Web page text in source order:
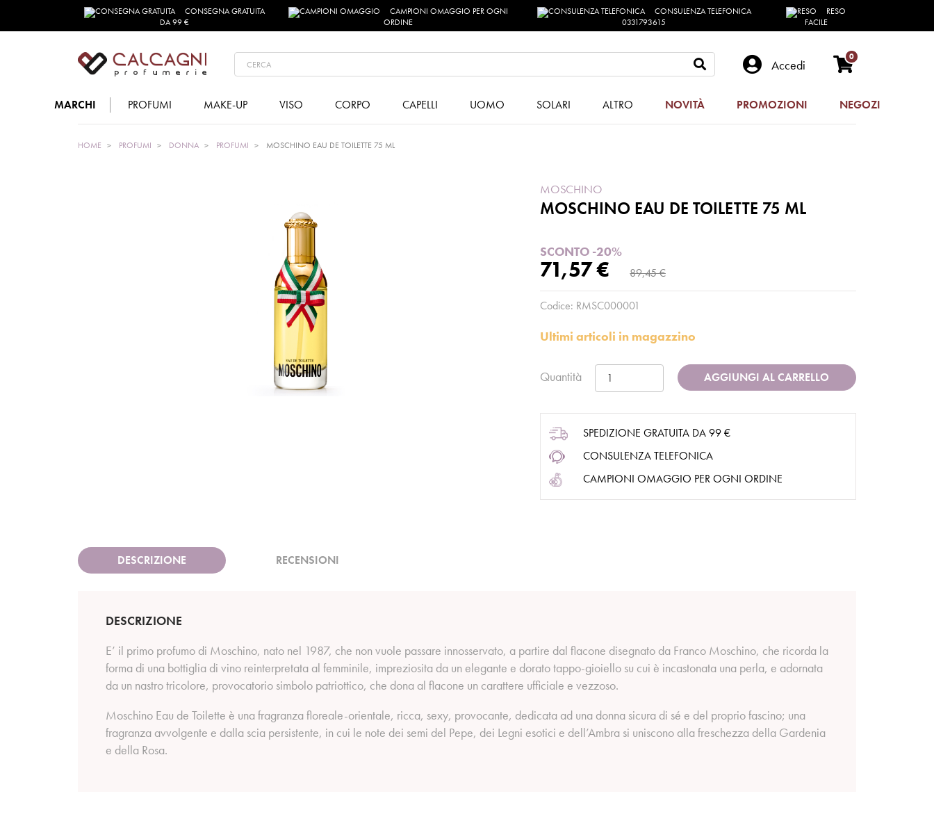
CONSEGNA GRATUITA
DA 99 €
CAMPIONI OMAGGIO PER OGNI
ORDINE
CONSULENZA TELEFONICA
0331793615
RESO
FACILE
Accedi
0
MARCHI PROFUMI MAKE-UP VISO CORPO CAPELLI UOMO SOLARI ALTRO NOVITÀ PROMOZIONI NEGOZI
HOME PROFUMI DONNA PROFUMI MOSCHINO EAU DE TOILETTE 75 ML
MOSCHINO
MOSCHINO EAU DE TOILETTE 75 ML
SCONTO -20%
71,57 € 89,45 €
Codice: RMSC000001
Ultimi articoli in magazzino
Quantità AGGIUNGI AL CARRELLO
SPEDIZIONE GRATUITA DA 99 €
CONSULENZA TELEFONICA
CAMPIONI OMAGGIO PER OGNI ORDINE
DESCRIZIONE RECENSIONI
DESCRIZIONE
E’ il primo profumo di Moschino, nato nel 1987, che non vuole passare innosservato, a partire dal flacone disegnato da Franco Moschino, che ricorda la
forma di una bottiglia di vino reinterpretata al femminile, impreziosita da un elegante e dorato tappo-gioiello su cui è incastonata una perla, e adornata
da un nastro tricolore, provocatorio simbolo patriottico, che dona al flacone un carattere ufficiale e vezzoso.
Moschino Eau de Toilette è una fragranza floreale-orientale, ricca, sexy, provocante, dedicata ad una donna sicura di sé e del proprio fascino; una
fragranza avvolgente e dalla scia persistente, in cui le note dei semi del Pepe, dei Legni esotici e dell’Ambra si uniscono alla freschezza della Gardenia
e della Rosa.